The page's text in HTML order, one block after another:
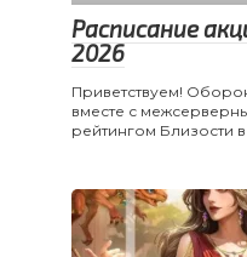
Расписание
2026
Приветствуем!
вместе с
рейтингом Близости